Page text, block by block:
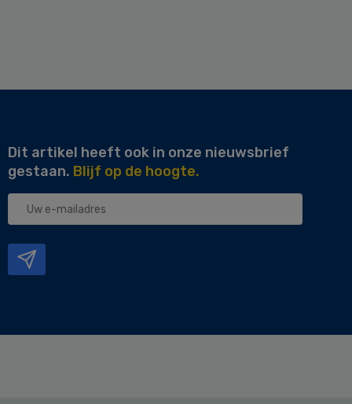
Dit artikel heeft ook in onze nieuwsbrief
gestaan. Blijf op de hoogte.
Uw